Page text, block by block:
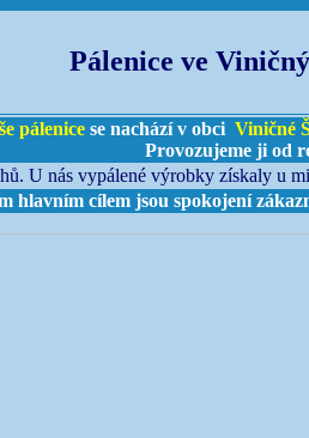
Pálenice ve
pálenice se nachází v obci Viničné
Provozujeme ji od
U nás vypálené výrobky získaly u
hlavním cílem jsou spokojení